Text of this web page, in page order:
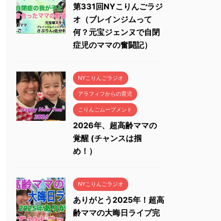
第331回NYこりんごラジ
オ（ブレインジムって
何？元宝ジェンヌで自閉
症児のママの奮闘記）
NYこりんごラジオ
アラフィフからの育児
こりんごムーブメント
2026年、超高齢ママの
覚醒 (チャンスは掴
め！）
NYこりんごラジオ
ありがとう2025年！超高
齢ママの大晦日ライブ完